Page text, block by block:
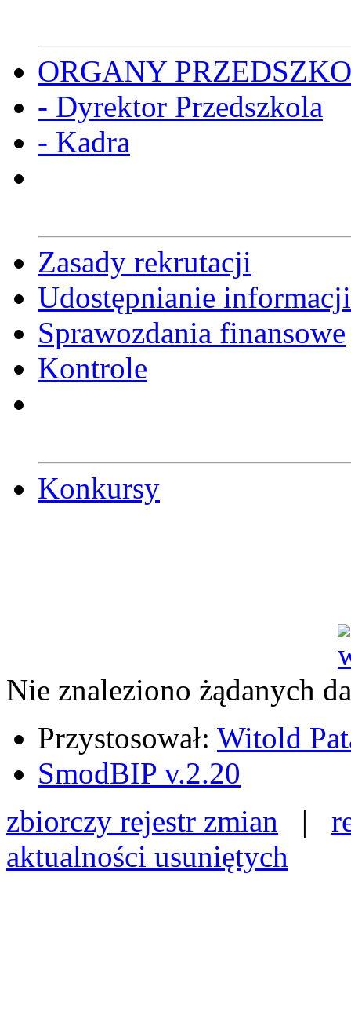
ORGANY
- Dyrektor Przedszkola
- Kadra
Zasady rekrutacji
Udostępnianie
Sprawozdania finansowe
Kontrole
Konkursy
Nie znaleziono żądanych
Przystosował: Witold
SmodBIP v.2.20
zbiorczy rejestr zmian |
aktualności usuniętych